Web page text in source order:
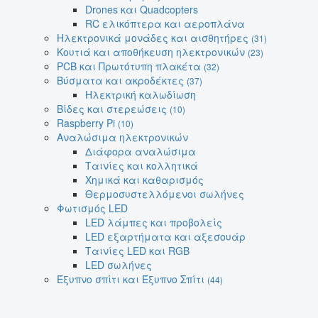
Drones και Quadcopters
RC ελικόπτερα και αεροπλάνα
Ηλεκτρονικά μονάδες και αισθητήρες (31)
Κουτιά και αποθήκευση ηλεκτρονικών (23)
PCB και Πρωτότυπη πλακέτα (32)
Βύσματα και ακροδέκτες (37)
Ηλεκτρική καλωδίωση
Βίδες και στερεώσεις (10)
Raspberry Pi (10)
Αναλώσιμα ηλεκτρονικών
Διάφορα αναλώσιμα
Ταινίες και κολλητικά
Χημικά και καθαρισμός
Θερμοσυστελλόμενοι σωλήνες
Φωτισμός LED
LED λάμπες και προβολείς
LED εξαρτήματα και αξεσουάρ
Ταινίες LED και RGB
LED σωλήνες
Έξυπνο σπίτι και Έξυπνο Σπίτι (44)